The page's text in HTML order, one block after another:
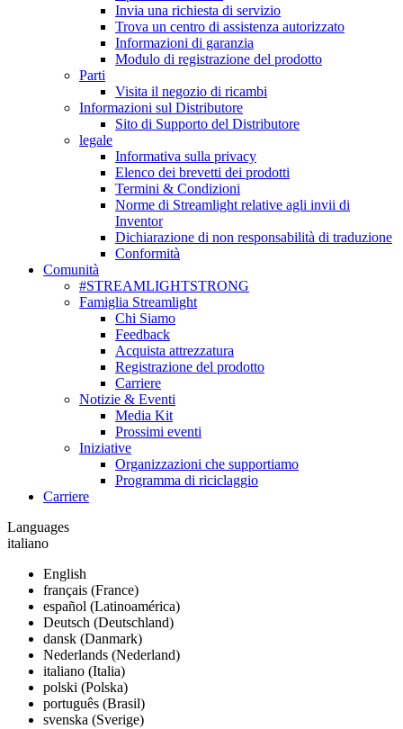
Invia una richiesta di servizio
Trova un centro di assistenza autorizzato
Informazioni di garanzia
Modulo di registrazione del prodotto
Parti
Visita il negozio di ricambi
Informazioni sul Distributore
Sito di Supporto del Distributore
legale
Informativa sulla privacy
Elenco dei brevetti dei prodotti
Termini & Condizioni
Norme di Streamlight relative agli invii di
Inventor
Dichiarazione di non responsabilità di traduzione
Conformità
Comunità
#STREAMLIGHTSTRONG
Famiglia Streamlight
Chi Siamo
Feedback
Acquista attrezzatura
Registrazione del prodotto
Carriere
Notizie & Eventi
Media Kit
Prossimi eventi
Iniziative
Organizzazioni che supportiamo
Programma di riciclaggio
Carriere
Languages
italiano
English
français (France)
español (Latinoamérica)
Deutsch (Deutschland)
dansk (Danmark)
Nederlands (Nederland)
italiano (Italia)
polski (Polska)
português (Brasil)
svenska (Sverige)